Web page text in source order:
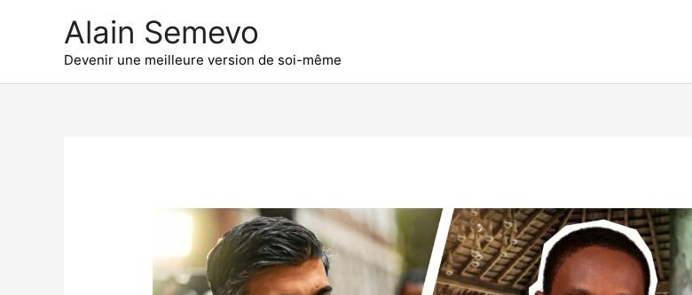
Alain Semevo
Devenir une meilleure version de soi-même